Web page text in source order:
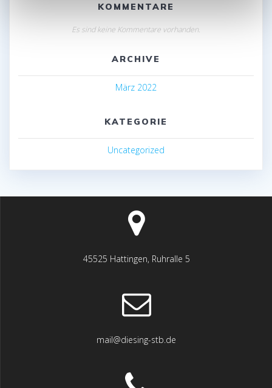
KOMMENTARE
Es sind keine Kommentare vorhanden.
ARCHIVE
März 2022
KATEGORIE
Uncategorized
45525 Hattingen, Ruhralle 5
mail@diesing-stb.de